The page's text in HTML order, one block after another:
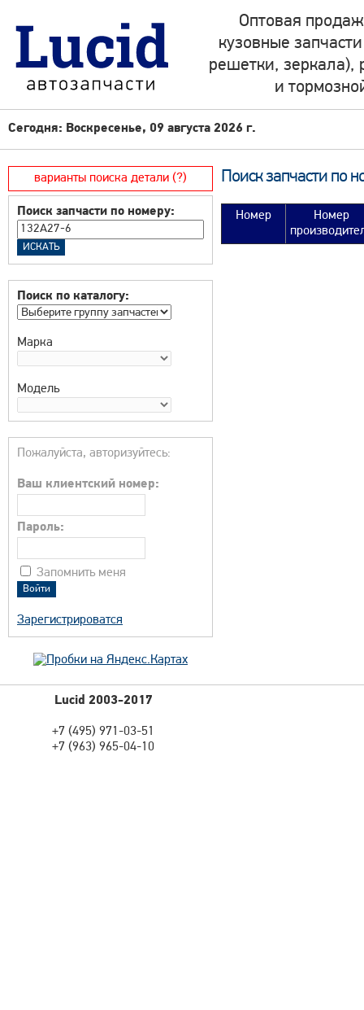
Оптовая
кузовные
решетки, зеркала),
и
Сегодня: Воскресенье, 09 августа 2026 г.
варианты поиска детали (?)
Поиск запчасти по номеру:
Поиск по каталогу:
Марка
Модель
Пожалуйста, авторизуйтесь:
Ваш клиентский номер:
Пароль:
Запомнить меня
Зарегистрироватся
Поиск запчасти по
Номер
Номер
Lucid 2003-2017
+7 (495) 971-03-51
+7 (963) 965-04-10